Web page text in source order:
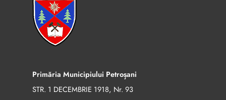
Primăria Municipiului Petroșani
STR. 1 DECEMBRIE 1918, Nr. 93